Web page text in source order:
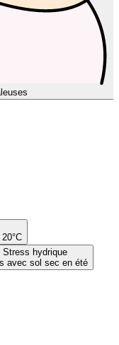
Stress hydrique
avec sol sec en été